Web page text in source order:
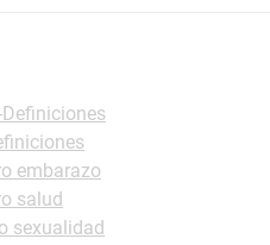
embarazo
salud
sexualidad